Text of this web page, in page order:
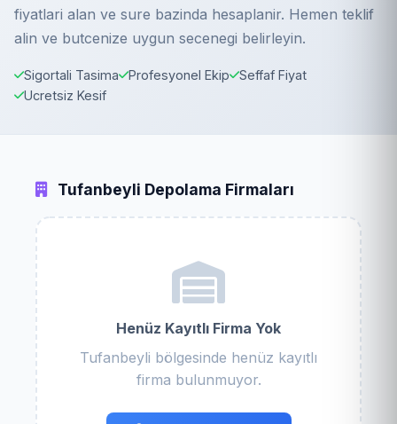
fiyatlari alan ve sure bazinda hesaplanir. Hemen teklif
alin ve butcenize uygun secenegi belirleyin.
Sigortali Tasima Profesyonel Ekip
Seffaf Fiyat
Ucretsiz Kesif
Tufanbeyli Depolama Firmaları
Henüz Kayıtlı Firma Yok
Tufanbeyli bölgesinde henüz kayıtlı
firma bulunmuyor.